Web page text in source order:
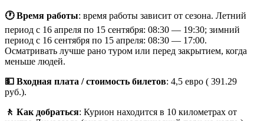
🕐 Время работы: время работы зависит от сезона. Летний
период с 16 апреля по 15 сентября: 08:30 — 19:30; зимний
период с 16 сентября по 15 апреля: 08:30 — 17:00.
Осматривать лучше рано туром или перед закрытием, когда
меньше людей.
💵 Входная плата / стоимость билетов: 4,5 евро ( 391.29
руб.).
🚶 Как добраться: Курион находится в 10 километрах от